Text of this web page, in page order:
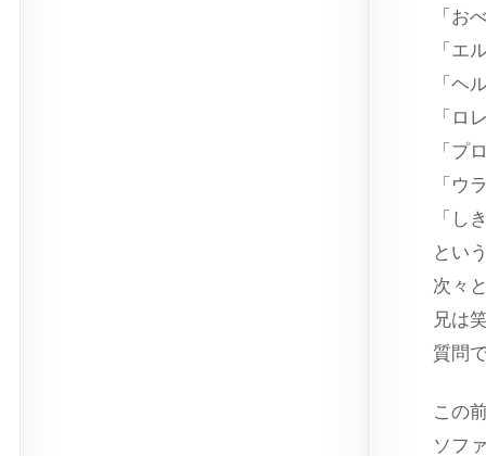
「お
「エ
「ヘ
「ロ
「プ
「ウ
「し
とい
次々
兄は
質問
この
ソフ